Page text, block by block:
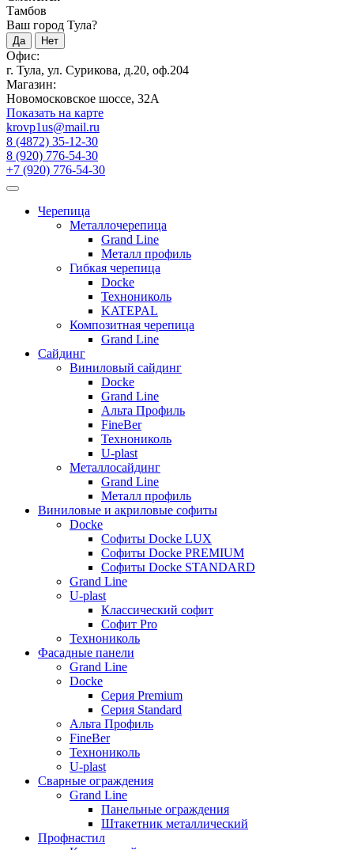
Тамбов
Ваш город Тула?
Да Нет
Офис:
г. Тула, ул. Сурикова, д.20, оф.204
Магазин:
Новомосковское шоссе, 32А
Показать на карте
krovp1us@mail.ru
8 (4872) 35-12-30
8 (920) 776-54-30
+7 (920) 776-54-30
Черепица
Металлочерепица
Grand Line
Металл профиль
Гибкая черепица
Docke
Технониколь
KATEPAL
Композитная черепица
Grand Line
Сайдинг
Виниловый сайдинг
Docke
Grand Line
Альта Профиль
FineBer
Технониколь
U-plast
Металлосайдинг
Grand Line
Металл профиль
Виниловые и акриловые софиты
Docke
Софиты Docke LUX
Софиты Docke PREMIUM
Софиты Docke STANDARD
Grand Line
U-plast
Классический софит
Софит Pro
Технониколь
Фасадные панели
Grand Line
Docke
Серия Premium
Серия Standard
Альта Профиль
FineBer
Технониколь
U-plast
Сварные ограждения
Grand Line
Панельные ограждения
Штакетник металлический
Профнастил